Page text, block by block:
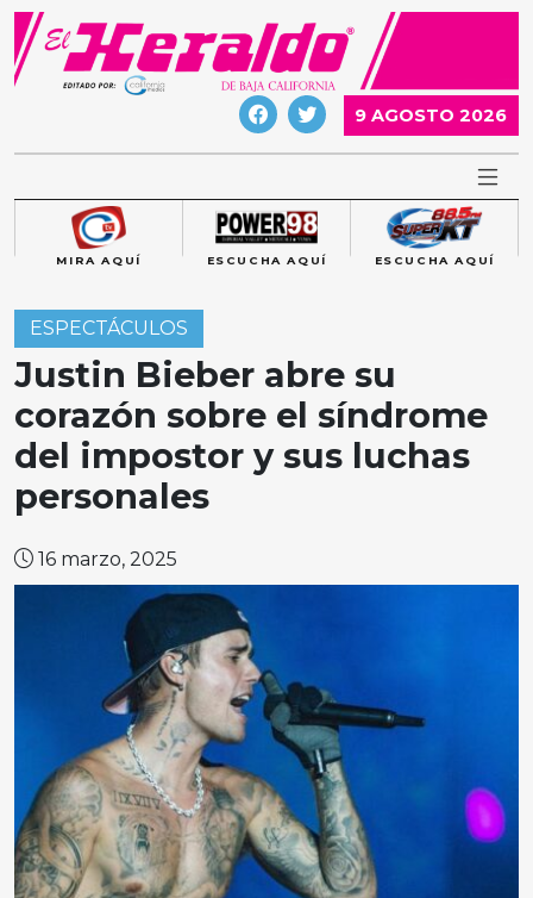
Skip
content
9 AGOSTO 2026
MIRA AQUÍ ESCUCHA AQUÍ ESCUCHA AQUÍ
ESPECTÁCULOS
Justin Bieber abre su
corazón sobre el síndrome
del impostor y sus luchas
personales
16 marzo, 2025